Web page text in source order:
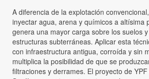
A diferencia de la explotación
inyectar agua, arena y químicos a altísima
genera una mayor carga sobre los suelos
estructuras subterráneas. Aplicar esta
con infraestructura antigua, corroída y sin
multiplica la posibilidad de que se
filtraciones y derrames. El proyecto de